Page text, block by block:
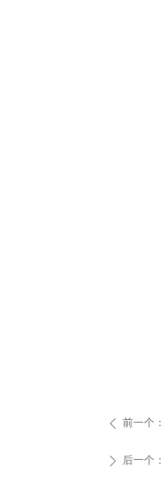
ꄴ 前一个：
ꄲ 后一个：